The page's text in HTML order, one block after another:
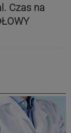
Czas na